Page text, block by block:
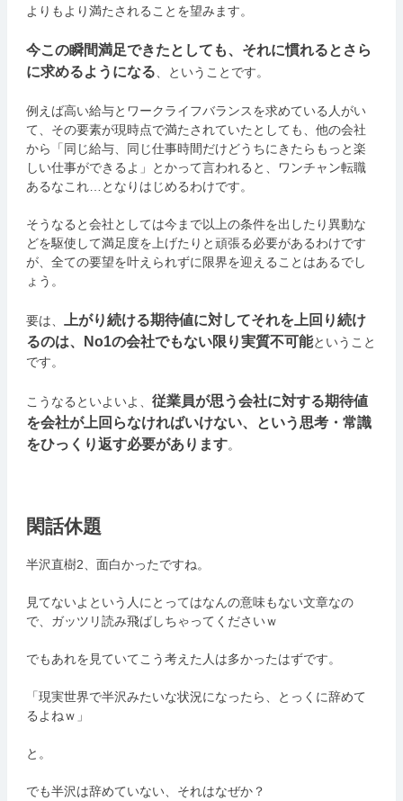
よりもより満たされることを望みます。
今この瞬間満足できたとしても、それに慣れるとさら
に求めるようになる 、ということです。
例えば高い給与とワークライフバランスを求めている人がい
て、その要素が現時点で満たされていたとしても、他の会社
から「同じ給与、同じ仕事時間だけどうちにきたらもっと楽
しい仕事ができるよ」とかって言われると、ワンチャン転職
あるなこれ…となりはじめるわけです。
そうなると会社としては今まで以上の条件を出したり異動な
どを駆使して満足度を上げたりと頑張る必要があるわけです
が、全ての要望を叶えられずに限界を迎えることはあるでし
ょう。
要は、
上がり続ける期待値に対してそれを上回り続け
るのは、No1の会社でもない限り実質不可能ということ
です。
こうなるといよいよ、 従業員が思う会社に対する期待値
を会社が上回らなければいけない、という思考・常識
をひっくり返す必要があります。
閑話休題
半沢直樹2、面白かったですね。
見てないよという人にとってはなんの意味もない文章なの
で、ガッツリ読み飛ばしちゃってくださいｗ
でもあれを見ていてこう考えた人は多かったはずです。
「現実世界で半沢みたいな状況になったら、とっくに辞めて
るよねｗ」
と。
でも半沢は辞めていない、それはなぜか？